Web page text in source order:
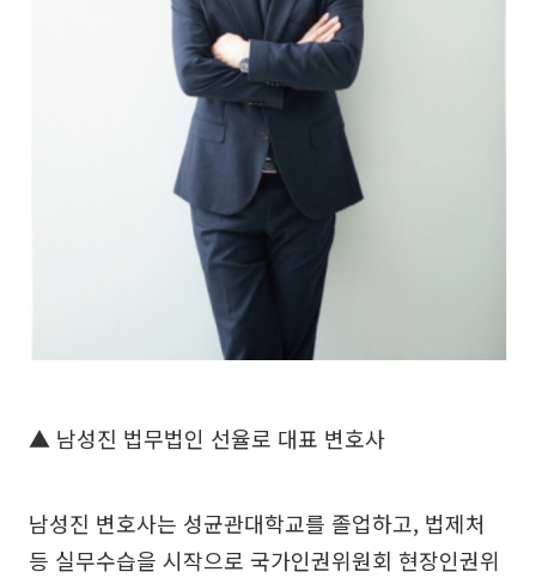
▲ 남성진 법무법인 선율로 대표 변호사
남성진 변호사는 성균관대학교를 졸업하고, 법제처
등 실무수습을 시작으로 국가인권위원회 현장인권위